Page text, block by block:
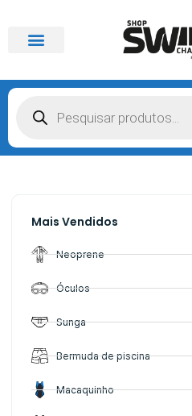
Mais Vendidos
Neoprene
Óculos
Sunga
Bermuda de piscina
Macaquinho